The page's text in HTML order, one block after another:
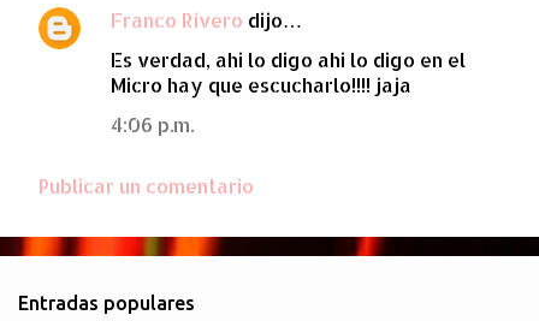
s
Franco Rivero dijo…
Es verdad, ahi lo digo ahi lo digo en el
Micro hay que escucharlo!!!! jaja
4:06 p.m.
Publicar un comentario
Entradas populares